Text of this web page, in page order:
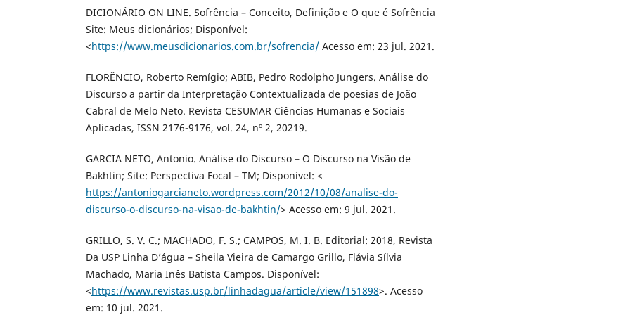
DICIONÁRIO ON LINE. Sofrência – Conceito, Definição e O que é Sofrência
Site: Meus dicionários; Disponível:
<https://www.meusdicionarios.com.br/sofrencia/ Acesso em: 23 jul. 2021.
FLORÊNCIO, Roberto Remígio; ABIB, Pedro Rodolpho Jungers. Análise do
Discurso a partir da Interpretação Contextualizada de poesias de João
Cabral de Melo Neto. Revista CESUMAR Ciências Humanas e Sociais
Aplicadas, ISSN 2176-9176, vol. 24, nº 2, 20219.
GARCIA NETO, Antonio. Análise do Discurso – O Discurso na Visão de
Bakhtin; Site: Perspectiva Focal – TM; Disponível: <
https://antoniogarcianeto.wordpress.com/2012/10/08/analise-do-
discurso-o-discurso-na-visao-de-bakhtin/> Acesso em: 9 jul. 2021.
GRILLO, S. V. C.; MACHADO, F. S.; CAMPOS, M. I. B. Editorial: 2018, Revista
Da USP Linha D’água – Sheila Vieira de Camargo Grillo, Flávia Sílvia
Machado, Maria Inês Batista Campos. Disponível:
<https://www.revistas.usp.br/linhadagua/article/view/151898>. Acesso
em: 10 jul. 2021.